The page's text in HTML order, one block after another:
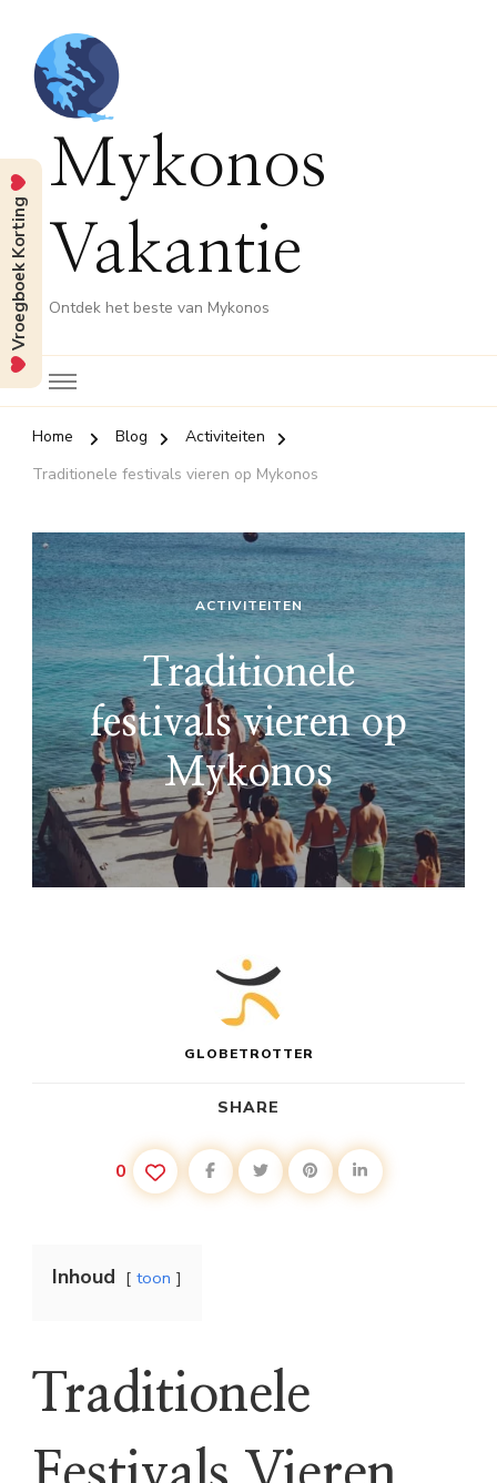
Mykonos
Vakantie
Ontdek het beste van Mykonos
Home Blog
Activiteiten
Traditionele festivals vieren op Mykonos
ACTIVITEITEN
Traditionele
festivals vieren op
Mykonos
GLOBETROTTER
SHARE
0
Inhoud toon
Traditionele
Vroegboek Korting